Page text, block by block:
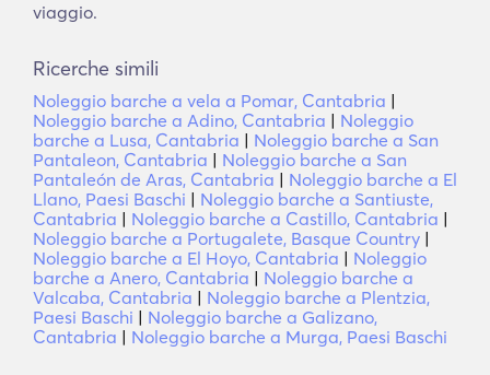
viaggio.
Ricerche simili
Noleggio barche a vela a Pomar, Cantabria |
Noleggio barche a Adino, Cantabria | Noleggio
barche a Lusa, Cantabria | Noleggio barche a San
Pantaleon, Cantabria | Noleggio barche a San
Pantaleón de Aras, Cantabria | Noleggio barche a El
Llano, Paesi Baschi | Noleggio barche a Santiuste,
Cantabria | Noleggio barche a Castillo, Cantabria |
Noleggio barche a Portugalete, Basque Country |
Noleggio barche a El Hoyo, Cantabria | Noleggio
barche a Anero, Cantabria | Noleggio barche a
Valcaba, Cantabria | Noleggio barche a Plentzia,
Paesi Baschi | Noleggio barche a Galizano,
Cantabria | Noleggio barche a Murga, Paesi Baschi